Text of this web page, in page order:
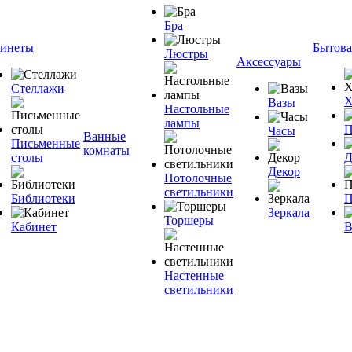
Стеллажи
Письменные
столы
Библиотеки
Кабинет
Ванные
комнаты
Бра
Люстры
Настольные
лампы
Потолочные
светильники
Торшеры
Настенные
светильники
Аксессуары
Вазы
Часы
Декор
Зеркала